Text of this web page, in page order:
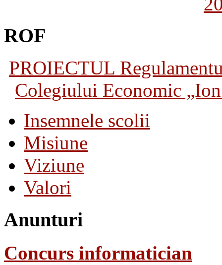
ROF
PROIECTUL
Colegiului Economic
Insemnele scolii
Misiune
Viziune
Valori
Anunturi
Concurs informatician